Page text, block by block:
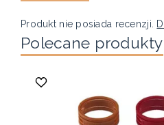
Produkt nie posiada recenzji.
Polecane produkty